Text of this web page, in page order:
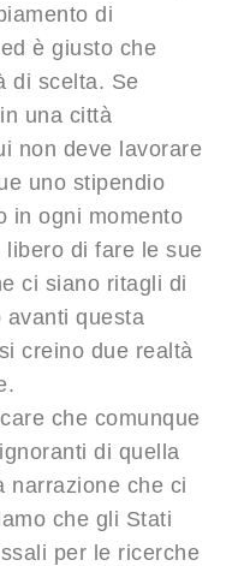
di
è giusto che
di scelta. Se
una città
non deve lavorare
uno stipendio
in ogni momento
di fare le sue
ci siano ritagli di
avanti questa
creino due realtà
che comunque
di quella
narrazione che ci
che gli Stati
per le ricerche